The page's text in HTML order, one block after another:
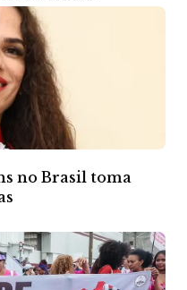
no Brasil toma